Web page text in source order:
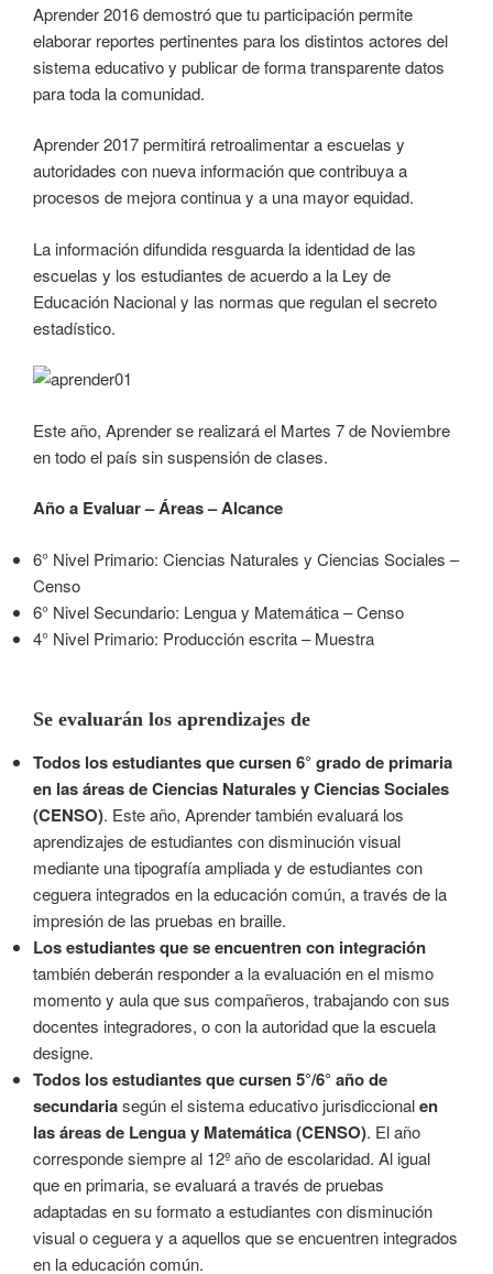
Aprender 2016 demostró que tu participación permite
elaborar reportes pertinentes para los distintos actores del
sistema educativo y publicar de forma transparente datos
para toda la comunidad.
Aprender 2017 permitirá retroalimentar a escuelas y
autoridades con nueva información que contribuya a
procesos de mejora continua y a una mayor equidad.
La información difundida resguarda la identidad de las
escuelas y los estudiantes de acuerdo a la Ley de
Educación Nacional y las normas que regulan el secreto
estadístico.
Este año, Aprender se realizará el Martes 7 de Noviembre
en todo el país sin suspensión de clases.
Año a Evaluar – Áreas – Alcance
6° Nivel Primario: Ciencias Naturales y Ciencias Sociales –
Censo
6° Nivel Secundario: Lengua y Matemática – Censo
4° Nivel Primario: Producción escrita – Muestra
Se evaluarán los aprendizajes de
Todos los estudiantes que cursen 6° grado de primaria
en las áreas de Ciencias Naturales y Ciencias Sociales
(CENSO). Este año, Aprender también evaluará los
aprendizajes de estudiantes con disminución visual
mediante una tipografía ampliada y de estudiantes con
ceguera integrados en la educación común, a través de la
impresión de las pruebas en braille.
Los estudiantes que se encuentren con integración
también deberán responder a la evaluación en el mismo
momento y aula que sus compañeros, trabajando con sus
docentes integradores, o con la autoridad que la escuela
designe.
Todos los estudiantes que cursen 5°/6° año de
secundariasegún el sistema educativo jurisdiccionalen
las áreas de Lengua y Matemática (CENSO). El año
corresponde siempre al 12º año de escolaridad. Al igual
que en primaria, se evaluará a través de pruebas
adaptadas en su formato a estudiantes con disminución
visual o ceguera y a aquellos que se encuentren integrados
en la educación común.